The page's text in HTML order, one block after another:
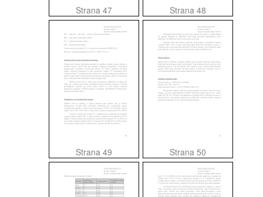
Strana 47 Strana 48
Strana 49 Strana 50